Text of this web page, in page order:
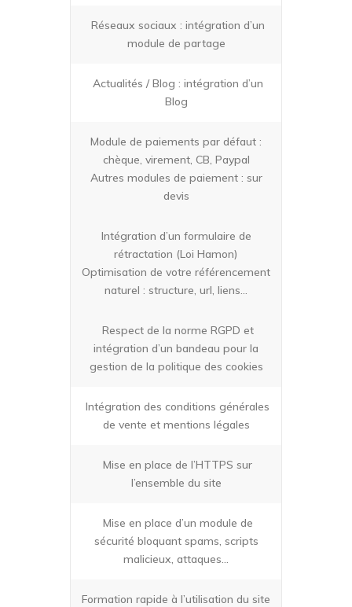
Réseaux sociaux : intégration d’un
module de partage
Actualités / Blog : intégration d’un
Blog
Module de paiements par défaut :
chèque, virement, CB, Paypal
Autres modules de paiement : sur
devis
Intégration d’un formulaire de
rétractation (Loi Hamon)
Optimisation de votre référencement
naturel : structure, url, liens…
Respect de la norme RGPD et
intégration d’un bandeau pour la
gestion de la politique des cookies
Intégration des conditions générales
de vente et mentions légales
Mise en place de l’HTTPS sur
l’ensemble du site
Mise en place d’un module de
sécurité bloquant spams, scripts
malicieux, attaques…
Formation rapide à l’utilisation du site